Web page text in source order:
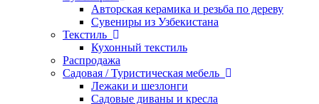
Авторская керамика и резьба по дереву
Сувениры из Узбекистана
Текстиль
Кухонный текстиль
Распродажа
Садовая / Туристическая мебель
Лежаки и шезлонги
Садовые диваны и кресла